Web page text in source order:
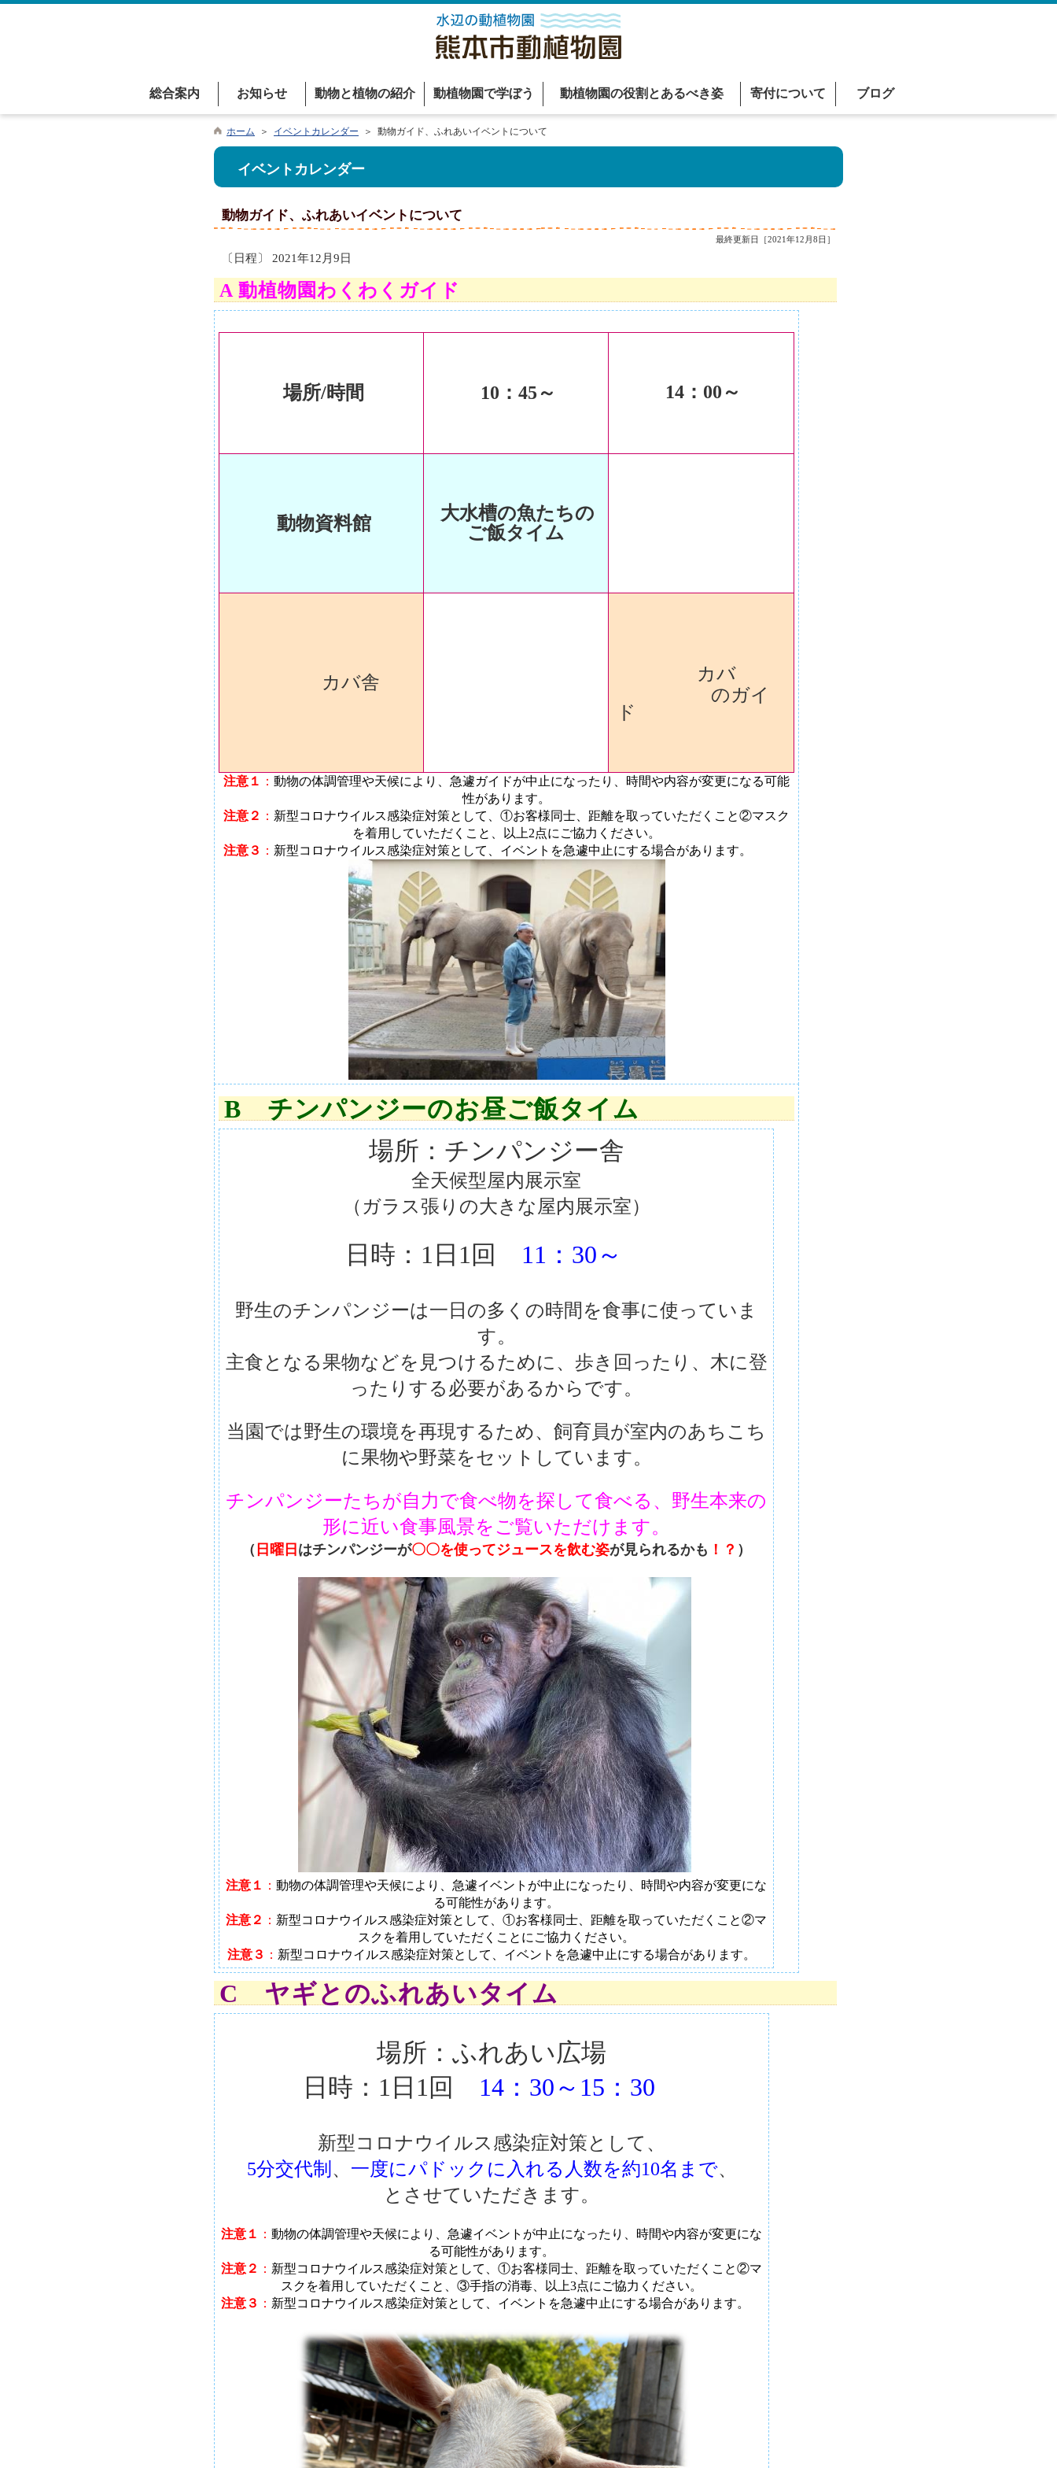
総合案内 お知らせ 動物と植物の紹介 動植物園で学ぼう 動植物園の役割とあるべき姿 寄付について ブログ
ホーム ＞ イベントカレンダー ＞ 動物ガイド、ふれあいイベントについて
イベントカレンダー
動物ガイド、ふれあいイベントについて
最終更新日［2021年12月8日］
〔日程〕 2021年12月9日
A 動植物園わくわくガイド
場所/時間 10 ：45～ 14：00～
動物資料館
大水槽の魚たちの
ご飯タイム
カバ舎
カバ
のガイ
ド
注意１ ： 動物の体調管理や天候により、急遽ガイドが中止になったり、時間や内容が変更になる可能
性があります。
注意２ ： 新型コロナウイルス感染症対策として、①お客様同士、距離を取っていただくこと②マスク
を着用していただくこと、以上2点にご協力ください。
注意３ ： 新型コロナウイルス感染症対策として、イベントを急遽中止にする場合があります。
B チンパンジーのお昼ご飯タイム
場所：チンパンジー舎
全天候型屋内展示室
（ガラス張りの大きな屋内展示室）
日時：1日1回 11：30～
野生のチンパンジーは一日の多くの時間を食事に使っていま
す。
主食となる果物などを見つけるために、歩き回ったり、木に登
ったりする必要があるからです。
当園では野生の環境を再現するため、飼育員が室内のあちこち
に果物や野菜をセットしています。
チンパンジーたちが自力で食べ物を探して食べる、野生本来の
形に近い食事風景をご覧いただけます。
（ 日曜日 はチンパンジーが〇〇を使ってジュースを飲む姿が見られるかも ！？ ）
注意１ ： 動物の体調管理や天候により、急遽イベントが中止になったり、時間や内容が変更にな
る可能性があります。
注意２ ： 新型コロナウイルス感染症対策として、①お客様同士、距離を取っていただくこと②マ
スクを着用していただくことにご協力ください。
注意３ ： 新型コロナウイルス感染症対策として、イベントを急遽中止にする場合があります。
C ヤギとのふれあいタイム
場所：ふれあい広場
日時：1日1回
14：30～15：30
新型コロナウイルス感染症対策として、
5分交代制 、 一度にパドックに入れる人数を約10名まで、
とさせていただきます。
注意１ ： 動物の体調管理や天候により、急遽イベントが中止になったり、時間や内容が変更にな
る可能性があります。
注意２ ： 新型コロナウイルス感染症対策として、①お客様同士、距離を取っていただくこと②マ
スクを着用していただくこと、③手指の消毒、以上3点にご協力ください。
注意３ ： 新型コロナウイルス感染症対策として、イベントを急遽中止にする場合があります。